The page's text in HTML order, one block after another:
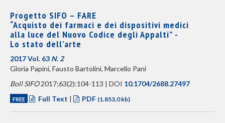
Progetto SIFO – FARE
“Acquisto dei farmaci e dei dispositivi medici
alla luce del Nuovo Codice degli Appalti” -
Lo stato dell’arte
2017 Vol. 63 N. 2
Gloria Papini, Fausto Bartolini, Marcello Pani
Boll SIFO2017;63(2):104-113 | DOI 10.1704/2688.27497
FREE Full Text | PDF (1.853,0 kb)